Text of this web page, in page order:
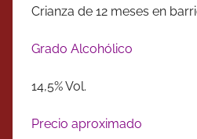
Crianza de 12 meses en
Grado Alcohólico
14,5% Vol.
Precio aproximado